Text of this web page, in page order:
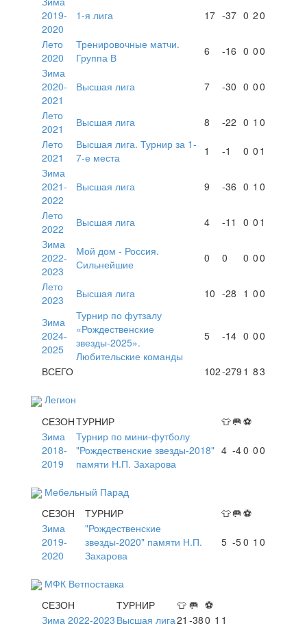
2019-
2020
1-я лига 17 -37 0 20
Лето
2020
Тренировочные матчи.
Группа В
6 -16 0 00
Зима
2020-
2021
Высшая лига 7 -30 0 00
Лето
2021
Высшая лига 8 -22 0 1 0
Лето
2021
Высшая лига. Турнир за 1-
7-е места
1 -1 0 0 1
Зима
2021-
2022
Высшая лига 9 -36 0 1 0
Лето
2022
Высшая лига 4 -11 0 0 1
Зима
2022-
2023
Мой дом - Россия.
Сильнейшие
0 0 0 00
Лето
2023
Высшая лига 10 -28 1 00
Зима
2024-
2025
Турнир по футзалу
«Рождественские
звезды-2025».
Любительские команды
5 -14 0 00
ВСЕГО 102-279 1 83
Легион
СЕЗОНТУРНИР 👕🥅⚽
Зима
2018-
2019
Турнир по мини-футболу
"Рождественские звезды-2018"
памяти Н.П. Захарова
4 -40 00
Мебельный Парад
СЕЗОН
ТУРНИР 👕🥅⚽
Зима
2019-
2020
"Рождественские
звезды-2020" памяти Н.П.
Захарова
5 -50 1 0
МФК Ветпоставка
СЕЗОН
ТУРНИР 👕 🥅 ⚽
Зима 2022-2023 Высшая лига21 -380 1 1